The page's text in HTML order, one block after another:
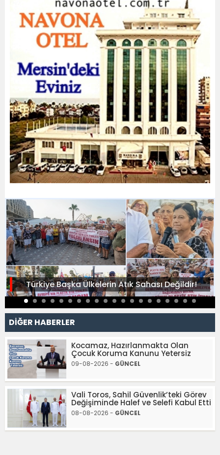
Türkiye Başka Ülkelerin Atık Sahası Değildir!
DİĞER HABERLER
Kocamaz, Hazırlanmakta Olan
Çocuk Koruma Kanunu Yetersiz
09-08-2026 - GÜNCEL
Vali Toros, Sahil Güvenlik’teki Görev
Değişiminde Halef ve Selefi Kabul Etti
08-08-2026 - GÜNCEL